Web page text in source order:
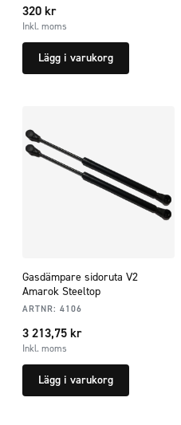
320 kr
Inkl. moms
Lägg i varukorg
Gasdämpare sidoruta V2
Amarok Steeltop
ARTNR: 4106
3 213,75 kr
Inkl. moms
Lägg i varukorg